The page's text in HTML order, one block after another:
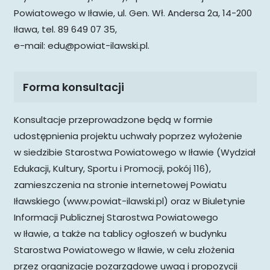
Powiatowego w Iławie, ul. Gen. Wł. Andersa 2a, 14-200
Iława, tel. 89 649 07 35,
e-mail: edu@powiat-ilawski.pl.
Forma konsultacji
Konsultacje przeprowadzone będą w formie
udostępnienia projektu uchwały poprzez wyłożenie
w siedzibie Starostwa Powiatowego w Iławie (Wydział
Edukacji, Kultury, Sportu i Promocji, pokój 116),
zamieszczenia na stronie internetowej Powiatu
Iławskiego (www.powiat-ilawski.pl) oraz w Biuletynie
Informacji Publicznej Starostwa Powiatowego
w Iławie, a także na tablicy ogłoszeń w budynku
Starostwa Powiatowego w Iławie, w celu złożenia
przez organizacje pozarządowe uwag i propozycji